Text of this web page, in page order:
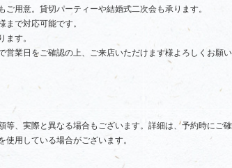
用意。貸切パーティーや結婚式二次会も承ります。
まで対応可能です。
ます。
業日をご確認の上、ご来店いただけます様よろしくお願い
、実際と異なる場合もございます。詳細は、予約時にご確
用している場合がございます。